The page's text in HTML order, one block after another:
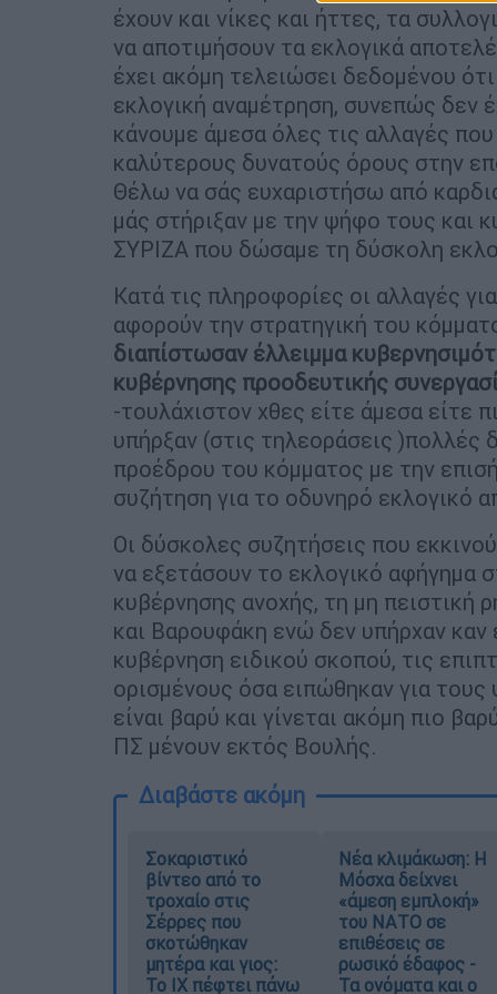
έχουν και νίκες και ήττες, τα
να αποτιμήσουν τα εκλογικά
έχει ακόμη τελειώσει δεδομένου
εκλογική αναμέτρηση, συνεπώς δεν
κάνουμε άμεσα όλες τις αλλαγές
καλύτερους δυνατούς όρους στην
Θέλω να σάς ευχαριστήσω από
μάς στήριξαν με την ψήφο τους και
ΣΥΡΙΖΑ που δώσαμε τη δύσκολη
Κατά τις πληροφορίες οι αλλαγές
αφορούν την στρατηγική του
διαπίστωσαν έλλειμμα
κυβέρνησης προοδευτικής
-τουλάχιστον χθες είτε άμεσα είτε
υπήρξαν (στις τηλεοράσεις
προέδρου του κόμματος με την
συζήτηση για το οδυνηρό εκλογικό
Οι δύσκολες συζητήσεις που
να εξετάσουν το εκλογικό αφήγημα
κυβέρνησης ανοχής, τη μη πειστική
και Βαρουφάκη ενώ δεν υπήρχαν καν
κυβέρνηση ειδικού σκοπού, τις
ορισμένους όσα ειπώθηκαν για
είναι βαρύ και γίνεται ακόμη πιο
ΠΣ μένουν εκτός Βουλής.
Διαβάστε ακόμη
Σοκαριστικό
βίντεο από το
τροχαίο στις
Σέρρες που
σκοτώθηκαν
μητέρα και γιος:
Το ΙΧ πέφτει πάνω
Νέα κλιμάκωση: Η
Μόσχα δείχνει
«άμεση εμπλοκή»
του ΝΑΤΟ σε
επιθέσεις σε
ρωσικό έδαφος -
Τα ονόματα και ο